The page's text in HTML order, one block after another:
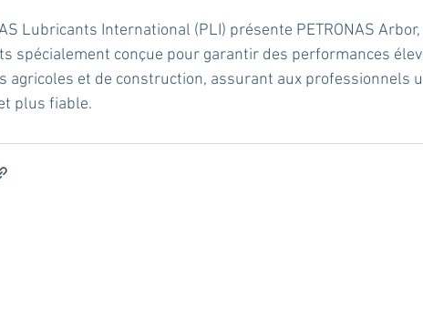
Lubricants International (PLI) présente PETRONAS
spécialement conçue pour garantir des performances
agricoles et de construction, assurant aux professionnels
plus fiable.